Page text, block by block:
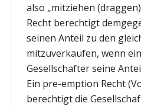
also „mitziehen
Recht berechtigt
seinen Anteil zu den
mitzuverkaufen, wenn
Gesellschafter seine
Ein pre-emption Recht
berechtigt die